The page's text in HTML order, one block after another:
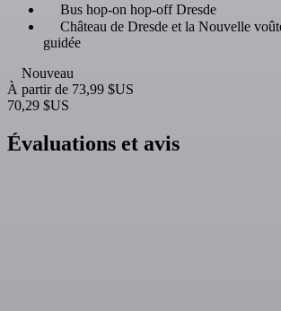
Bus hop-on hop-off Dresde
Château de Dresde et la Nouvelle
guidée
Nouveau
À partir de 73,99 $US
70,29 $US
Évaluations et avis